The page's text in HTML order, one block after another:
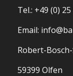
Tel.: +49 (0)
Email:
Robert-
59399 Olfen